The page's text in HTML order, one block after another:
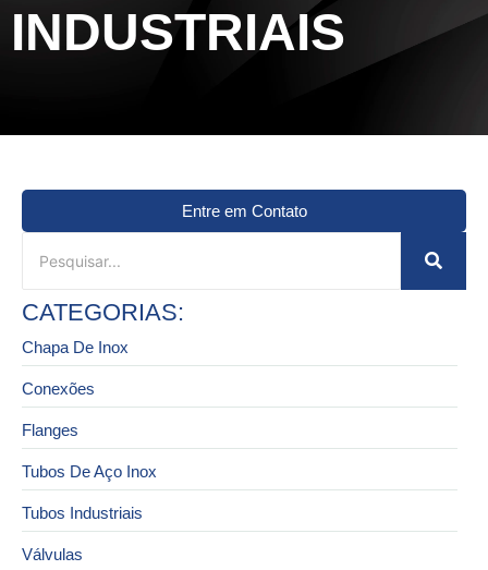
INDUSTRIAIS
Entre em Contato
CATEGORIAS:
Chapa De Inox
Conexões
Flanges
Tubos De Aço Inox
Tubos Industriais
Válvulas